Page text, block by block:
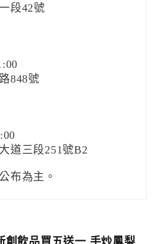
段42號
848號
道三段251號B2
布為主。
創飲品買五送一 手炒鳳梨